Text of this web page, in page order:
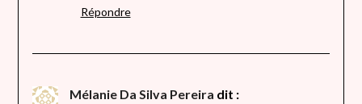
Répondre
Mélanie Da Silva Pereira dit :